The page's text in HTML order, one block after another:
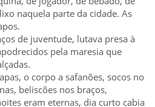
naquela parte da cidade. As
de juventude, lutava presa à
pela maresia que
o corpo a safanões, socos no
beliscões nos braços,
eram eternas, dia curto cabia